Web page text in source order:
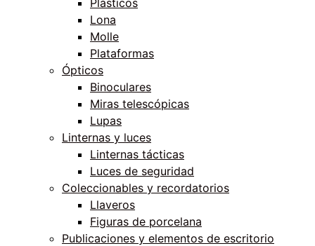
Plásticos
Lona
Molle
Plataformas
Ópticos
Binoculares
Miras telescópicas
Lupas
Linternas y luces
Linternas tácticas
Luces de seguridad
Coleccionables y recordatorios
Llaveros
Figuras de porcelana
Publicaciones y elementos de escritorio